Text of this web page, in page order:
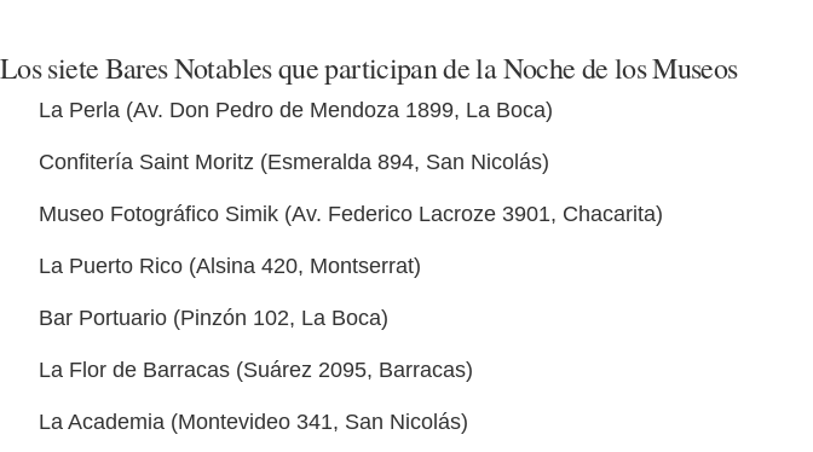
Los siete Bares Notables que participan de la Noche de los Museos
La Perla (Av. Don Pedro de Mendoza 1899, La Boca)
Confitería Saint Moritz (Esmeralda 894, San Nicolás)
Museo Fotográfico Simik (Av. Federico Lacroze 3901, Chacarita)
La Puerto Rico (Alsina 420, Montserrat)
Bar Portuario (Pinzón 102, La Boca)
La Flor de Barracas (Suárez 2095, Barracas)
La Academia (Montevideo 341, San Nicolás)